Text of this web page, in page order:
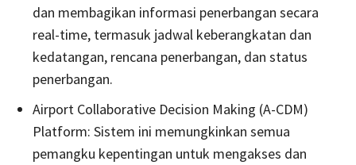
dan membagikan informasi penerbangan secara
real-time, termasuk jadwal keberangkatan dan
kedatangan, rencana penerbangan, dan status
penerbangan.
Airport Collaborative Decision Making (A-CDM)
Platform: Sistem ini memungkinkan semua
pemangku kepentingan untuk mengakses dan